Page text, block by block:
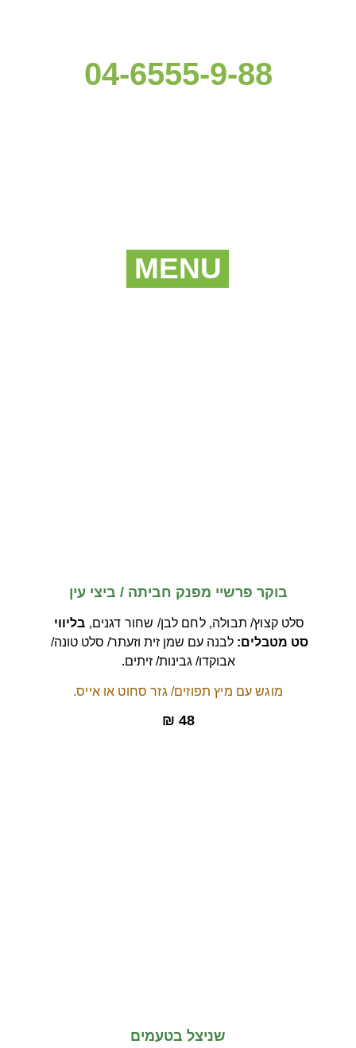
04-6555-9-88
MENU
סלט קצוץ/ תבולה, לחם לבן/ שחור דגנים, בליווי
סט מטבלים: לבנה עם שמן זית וזעתר/ סלט טונה/
אבוקדו/ גבינות/ זיתים.
מוגש עם מיץ תפוזים/ גזר סחוט או אייס.
₪ 48
בוקר פרשיי מפנק חביתה / ביצי עין
שניצל בטעמים